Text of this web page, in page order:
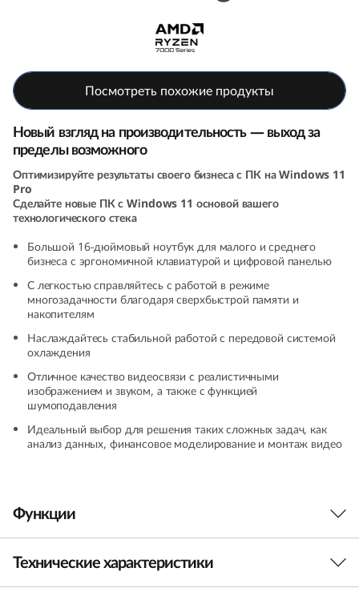
6
G
e
n
7
1
M
Посмотреть похожие продукты
Новый взгляд на производительность — выход за
пределы возможного
Оптимизируйте результаты своего бизнеса с ПК на Windows 11
Pro
Сделайте новые ПК с Windows 11 основой вашего
технологического стека
Большой 16-дюймовый ноутбук для малого и среднего
бизнеса с эргономичной клавиатурой и цифровой панелью
С легкостью справляйтесь с работой в режиме
многозадачности благодаря сверхбыстрой памяти и
накопителям
Наслаждайтесь стабильной работой с передовой системой
охлаждения
Отличное качество видеосвязи с реалистичными
изображением и звуком, а также с функцией
шумоподавления
Идеальный выбор для решения таких сложных задач, как
анализ данных, финансовое моделирование и монтаж видео
Функции
Работа на пике продуктивности
Технические характеристики